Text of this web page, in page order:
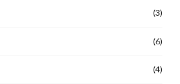
(3)
(6)
(4)